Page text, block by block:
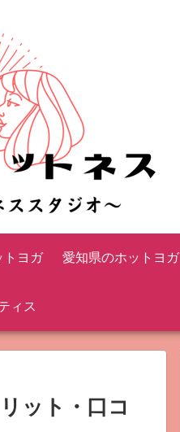
トヨガ 愛知県のホットヨガ
ィス
ット・口コ